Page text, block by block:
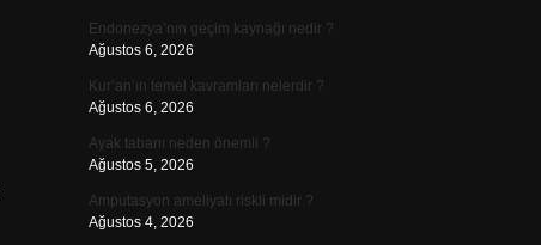
Endonezya’nın geçim kaynağı nedir ?
Ağustos 6, 2026
Kur’an’ın temel kavramları nelerdir ?
Ağustos 6, 2026
Ayak tabanı neden önemli ?
Ağustos 5, 2026
Amputasyon ameliyatı riskli midir ?
Ağustos 4, 2026